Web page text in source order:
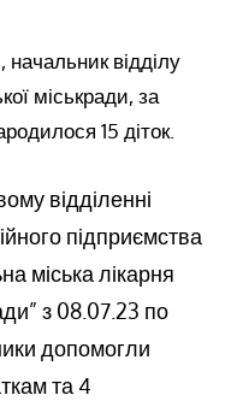
відділу
міськради, за
15 діток.
відділенні
підприємства
міська лікарня
з 08.07.23 по
допомогли
та 4